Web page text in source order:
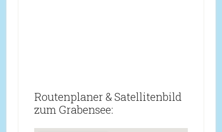
Routenplaner & Satellitenbild
zum Grabensee: